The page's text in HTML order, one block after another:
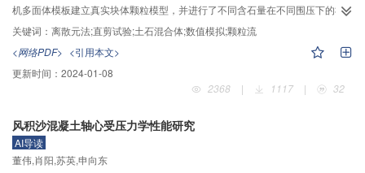
动控制算法设计的被动黏滞阻尼器形成的被动混合控制结构能够基本实现主动
控制的效果，说明依据主动控制设计被动黏滞阻尼器实现主动控制效果的思想
机多面体模板建立真实块体颗粒模型，并进行了不同含石量在不同围压下的3维
离散元颗粒流（PFC3D）土石混合体室内大型直剪试验模拟，研究了含石量对
试样抗剪强度的影响，分析了土石混合体在剪切过程中的体积变化以及不同含
石量下土石混合体的力链网络分布。结果表明：模拟结果与室内试验的拟合度
较好，二者具有良好的一致性；含石量对土石混合体的剪切特性有显著影响，
含石量越高，土石混合体的抗剪强度越大；在相同法向应力下，试样的剪胀量
样表现出“硬化特性”；不同含石量的土石混合体力链网络分布表现为各向异性，
随着含石量的增加，强力链数目增多，分布更加集中，试样整体较为稳定，土
石混合体在宏观上表现出更高的剪切强度。该研究可以更好的理解土石混合体
关键词： 离散元法;直剪试验;土石混合体;数值模拟;颗粒流
<网络PDF> <引用本文>
更新时间： 2024-01-08
2368
| 1117 | 32
风积沙混凝土轴心受压力学性能研究
AI导读
董伟,肖阳,苏英,申向东